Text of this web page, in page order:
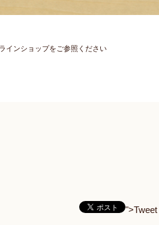
インショップをご参照ください
">Tweet